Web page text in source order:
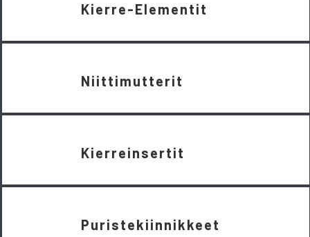
Kierre-Elementit
Niittimutterit
Kierreinsertit
Puristekiinnikkeet